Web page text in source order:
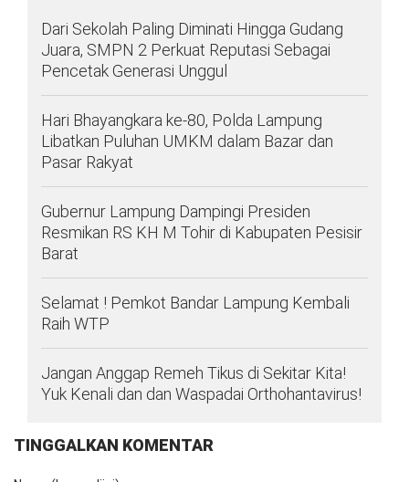
Dari Sekolah Paling Diminati Hingga Gudang
Juara, SMPN 2 Perkuat Reputasi Sebagai
Pencetak Generasi Unggul
Hari Bhayangkara ke-80, Polda Lampung
Libatkan Puluhan UMKM dalam Bazar dan
Pasar Rakyat
Gubernur Lampung Dampingi Presiden
Resmikan RS KH M Tohir di Kabupaten Pesisir
Barat
Selamat ! Pemkot Bandar Lampung Kembali
Raih WTP
Jangan Anggap Remeh Tikus di Sekitar Kita!
Yuk Kenali dan dan Waspadai Orthohantavirus!
TINGGALKAN KOMENTAR